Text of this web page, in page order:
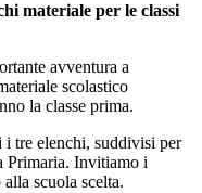
materiale per le classi
avventura a
scolastico
la classe prima.
i tre elenchi, suddivisi per
Primaria. Invitiamo i
scuola scelta.